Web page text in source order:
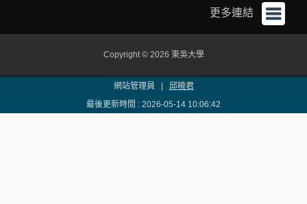
更多連結
Copyright © 2026 東吳大學
網站管理員 | 邱曉君
最後更新時間 : 2026-05-14 10:06:42